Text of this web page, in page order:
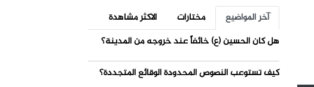
آخر المواضيع مختارات
الاكثر مشاهدة
هل كان الحسين (ع) خائفاً عند خروجه من المدينة؟
كيف تستوعب النصوص المحدودة الوقائع المتجددة؟